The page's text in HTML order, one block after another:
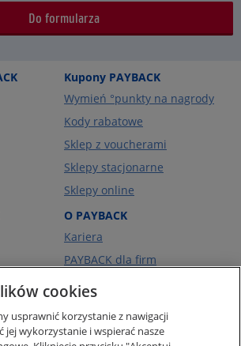
Do formularza
Kupony PAYBACK
Wymień °punkty na nagrody
Kody rabatowe
Sklep z voucherami
Sklepy stacjonarne
Sklepy online
O PAYBACK
Kariera
PAYBACK dla firm
PAYBACK Ekstra
O firmie
cookies
usprawnić korzystanie z nawigacji
jej wykorzystanie i wspierać nasze